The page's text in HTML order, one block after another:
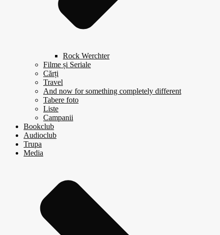
Rock Werchter
Filme și Seriale
Cărți
Travel
And now for something completely different
Tabere foto
Liste
Campanii
Bookclub
Audioclub
Trupa
Media